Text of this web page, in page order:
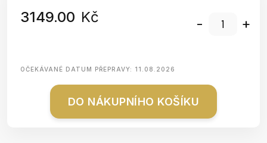
3149.00 Kč - +
OČEKÁVANÉ DATUM PŘEPRAVY: 11.08.2026
DO NÁKUPNÍHO KOŠÍKU